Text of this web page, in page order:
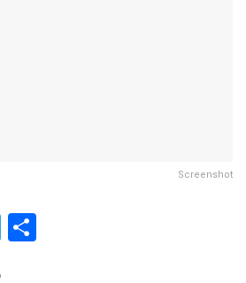
Screenshot
T